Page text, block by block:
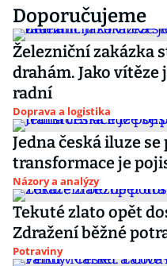
Doporučujeme
Železniční zakázka
drahám. Jako
radní
Doprava a logistika
Jedna česká iluze
transformace je
Názory a analýzy
Tekuté zlato opět
Zdražení běžné
Potraviny